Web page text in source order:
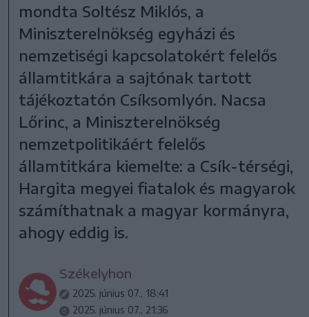
mondta Soltész Miklós, a
Miniszterelnökség egyházi és
nemzetiségi kapcsolatokért felelős
államtitkára a sajtónak tartott
tájékoztatón Csíksomlyón. Nacsa
Lőrinc, a Miniszterelnökség
nemzetpolitikáért felelős
államtitkára kiemelte: a Csík-térségi,
Hargita megyei fiatalok és magyarok
számíthatnak a magyar kormányra,
ahogy eddig is.
Székelyhon
2025. június 07., 18:41
2025. június 07., 21:36